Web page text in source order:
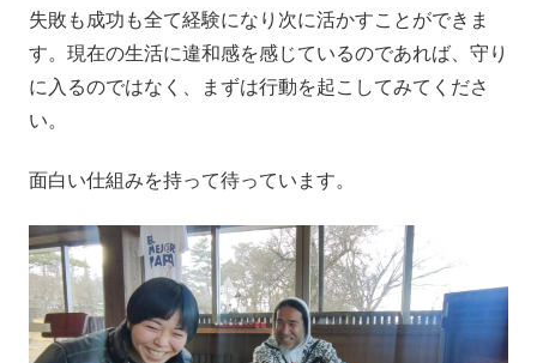
失敗も成功も全て経験になり次に活かすことができま
す。現在の生活に違和感を感じているのであれば、守り
に入るのではなく、まずは行動を起こしてみてくださ
い。
面白い仕組みを持って待っています。